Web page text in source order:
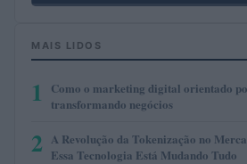
MAIS LIDOS
1
Como o marketing digital orientado
transformando negócios
2 A Revolução da Tokenização no
Essa Tecnologia Está Mudando Tudo